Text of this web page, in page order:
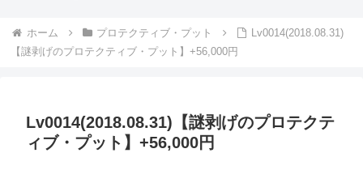
ホーム プロテクティブ・プット
Lv0014(2018.08.31)
【謎剥げのプロテクティブ・プット】+56,000円
Lv0014(2018.08.31)【謎剥げのプロテクテ
ィブ・プット】+56,000円